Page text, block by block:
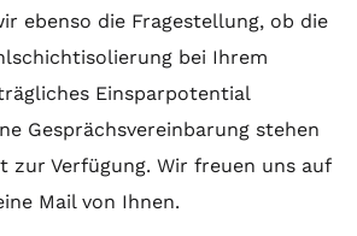
ebenso die Fragestellung, ob die
bei Ihrem
Einsparpotential
Gesprächsvereinbarung stehen
zur Verfügung. Wir freuen uns auf
Mail von Ihnen.